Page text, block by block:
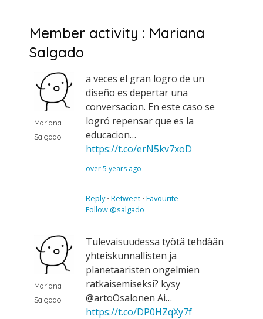
Member activity : Mariana
Salgado
Mariana
Salgado
a veces el gran logro de un
diseño es depertar una
conversacion. En este caso se
logró repensar que es la
educacion…
https://t.co/erN5kv7xoD
over 5 years ago
Reply⋅ Retweet ⋅ Favourite
Follow @salgado
Mariana
Salgado
Tulevaisuudessa työtä tehdään
yhteiskunnallisten ja
planetaaristen ongelmien
ratkaisemiseksi? kysy
@artoOsalonen Ai…
https://t.co/DP0HZqXy7f